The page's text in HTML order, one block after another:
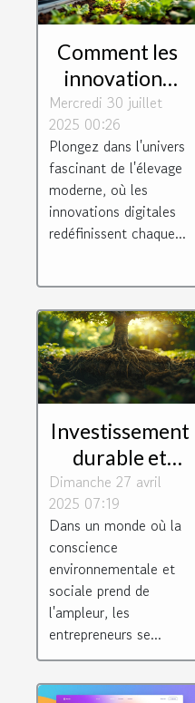
Comment les
innovations
digitales
transforment-
elles l'élevage
moderne ?
Mercredi 30 juillet
2025 00:26
Plongez dans l'univers
fascinant de l'élevage
moderne, où les
innovations digitales
redéfinissent chaque...
Investissement
durable et
rentable
perspectives
pour les
entrepreneurs
Dimanche 27 avril
2025 07:19
Dans un monde où la
conscience
environnementale et
sociale prend de
l'ampleur, les
entrepreneurs se...